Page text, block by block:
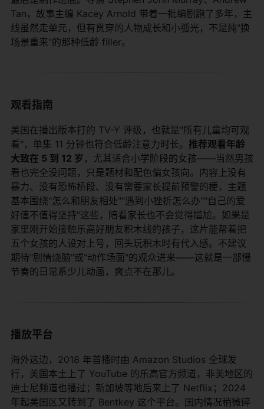
Tan，故事主编 Kacey Arnold 带着一批编剧跑了多年，主
线虽然走单元，但有贯穿的人物成长和小弧光，不是纯"换
场景重来"的那种低龄 filler。
观看指南
美国在播出版本打的 TV-Y 评级，也就是"所有儿童均可观
看"，单集 11 分钟也符合低龄注意力时长。 推荐观看年龄
大致在 5 到 12 岁 ，尤其适合小学阶段的女孩——当然男孩
看也完全没问题，只是题材和配色偏女孩向。内容上没有
暴力、没有恐怖桥段、没有需要家长提前预警的梗，主题
基本围绕"怎么和朋友相处""遇到小挫折怎么办""自己的爱
好值不值得坚持"这些，陪看家长也不会觉得尴尬。如果是
家里刚开始接触乐高好朋友积木线的孩子，这片能帮着把
五个女孩的人设对上号，回头玩积木时有代入感。不建议
期待"剧情烧脑"或"动作场面"的观众进来——这就是一部慢
节奏的日常系少儿动画，爽点不在那儿。
播放平台
海外这边，2018 年首播时由 Amazon Studios 全球发
行，美国本土上了 YouTube 的乐高官方频道，非美地区的
迪士尼频道也播过；新加坡等地后来上了 Netflix；2024
年起美国区又转到了 Bentkey 这个平台。国内情况稍微碎